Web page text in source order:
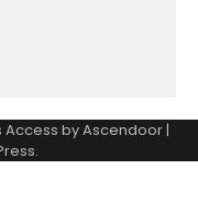
Access byAscendoor |
.